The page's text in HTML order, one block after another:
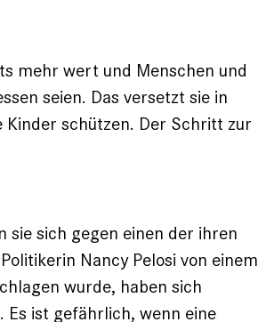
mehr wert und Menschen und
seien. Das versetzt sie in
schützen. Der Schritt zur
sich gegen einen der ihren
Nancy Pelosi von einem
wurde, haben sich
ist gefährlich, wenn eine